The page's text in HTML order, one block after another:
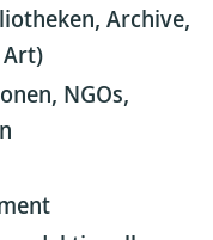
Archive,
NGOs,